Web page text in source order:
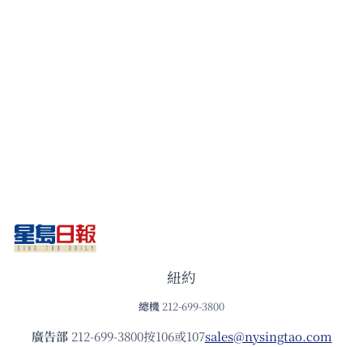
紐約
總機 212-699-3800
廣告部212-699-3800按106或107sales@nysingtao.com